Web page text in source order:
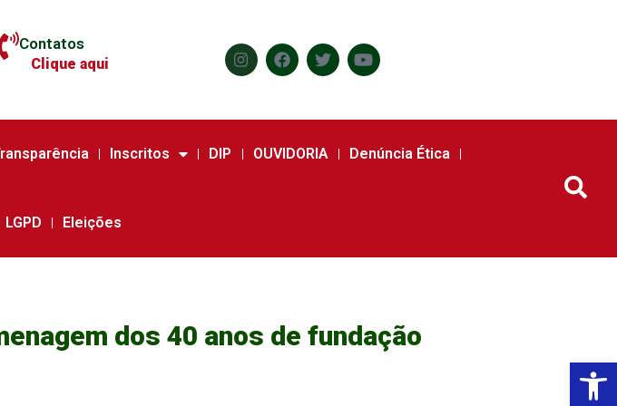
Contatos
Clique aqui
Inscritos DIP OUVIDORIA Denúncia Ética
LGPD Eleições
dos 40 anos de fundação